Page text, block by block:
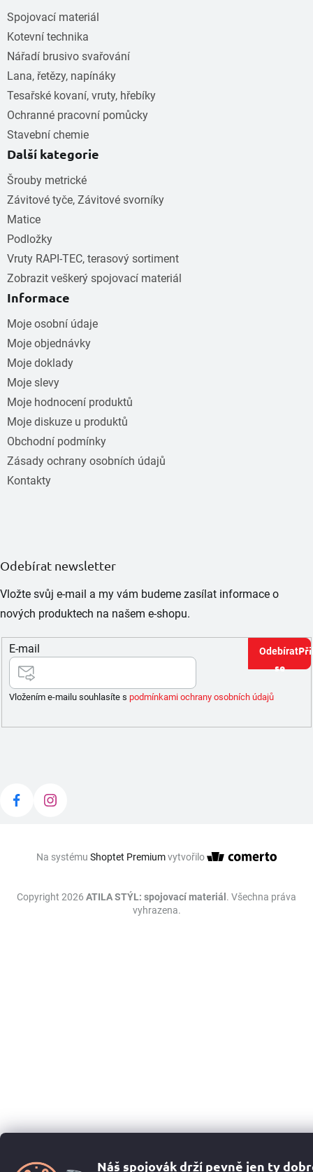
Náš spojovák drží pevně jen ty
Spojovací materiál
Kotevní technika
Nářadí brusivo svařování
Lana, řetězy, napínáky
Tesařské kovaní, vruty, hřebíky
Ochranné pracovní pomůcky
Stavební chemie
Další kategorie
Šrouby metrické
Závitové tyče, Závitové svorníky
Matice
Podložky
Vruty RAPI-TEC, terasový sortiment
Zobrazit veškerý spojovací materiál
Informace
Moje osobní údaje
Moje objednávky
Moje doklady
Moje slevy
Moje hodnocení produktů
Moje diskuze u produktů
Obchodní podmínky
Zásady ochrany osobních údajů
Kontakty
Odebírat newsletter
Vložte svůj e-mail a my vám budeme zasílat informace o
nových produktech na našem e-shopu.
E-mail
Vložením e-mailu souhlasíte s podmínkami ochrany osobních údajů
se
Na systému Shoptet Premiumvytvořilo
Copyright 2026 ATILA STÝL: spojovací materiál . Všechna práva
vyhrazena.